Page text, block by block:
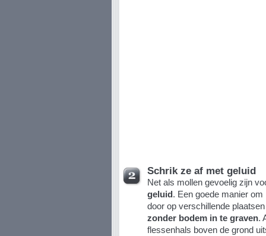
Schrik ze af met geluid
Net als mollen gevoelig zijn
geluid. Een goede manier
door op verschillende
zonder bodem in te graven.
flessenhals boven de grond